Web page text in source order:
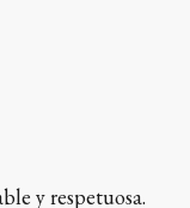
y respetuosa.